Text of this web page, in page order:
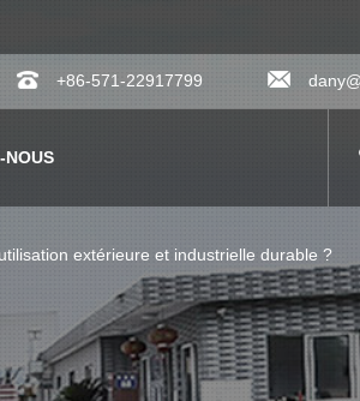
+86-571-22917799
NOUS
extérieure et industrielle durable ?